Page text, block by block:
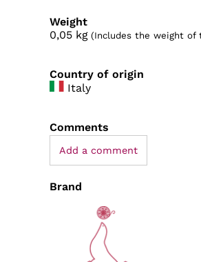
Weight
0,05 kg (Includes the weight of
Country of origin
Italy
Comments
Add a comment
Brand